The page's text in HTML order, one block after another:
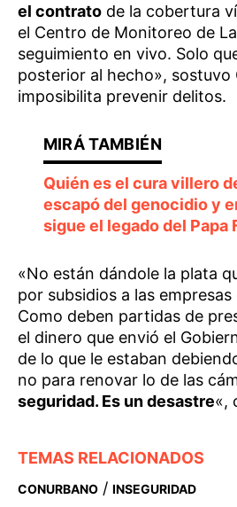
el contrato de la cobertura
el Centro de Monitoreo de
seguimiento en vivo. Solo
posterior al hecho», sostuvo
imposibilita prevenir delitos.
Quién es el cura villero
escapó del genocidio y
sigue el legado del Papa
«No están dándole la plata
por subsidios a las
Como deben partidas de
el dinero que envió el
de lo que le estaban
no para renovar lo de las
seguridad. Es un desastre«,
TEMAS RELACIONADOS
CONURBANO / INSEGURIDAD